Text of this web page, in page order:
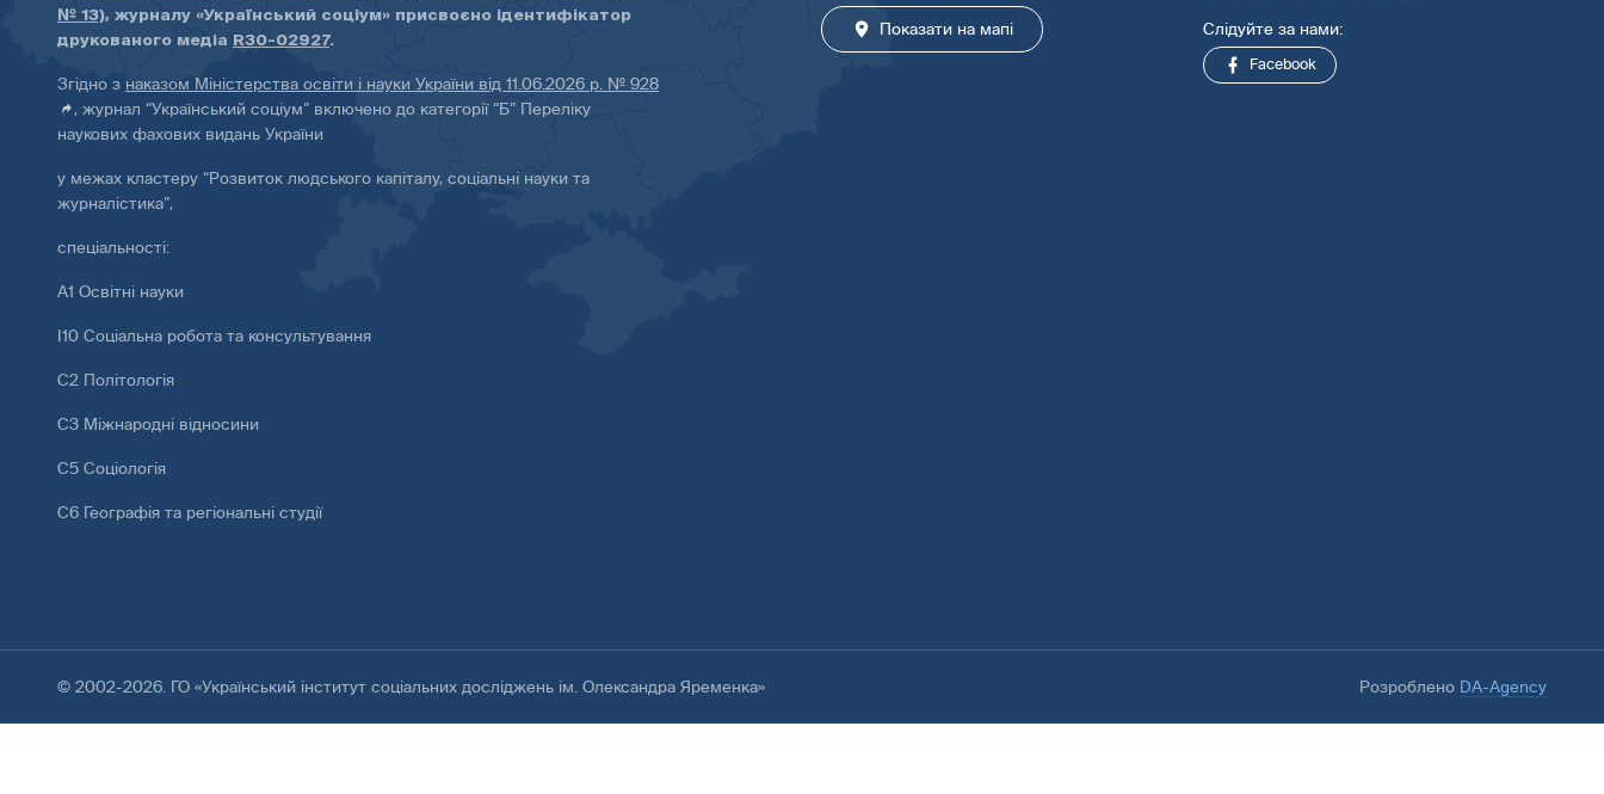
№ 13), журналу «Український соціум» присвоєно ідентифікатор
друкованого медіа R30-02927.
Згідно з наказом Міністерства освіти і науки України від 11.06.2026 р. № 928
, журнал “Український соціум” включено до категорії “Б” Переліку
наукових фахових видань України
у межах кластеру “Розвиток людського капіталу, соціальні науки та
журналістика”,
спеціальності:
А1 Освітні науки
І10 Соціальна робота та консультування
С2 Політологія
С3 Міжнародні відносини
С5 Соціологія
С6 Географія та регіональні студії
Показати на мапі Слідуйте за нами:
Facebook
© 2002-2026. ГО «Український інститут соціальних досліджень ім. Олександра Яременка» Розроблено DA-Agency